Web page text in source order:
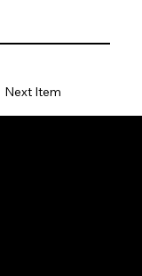
Next Item